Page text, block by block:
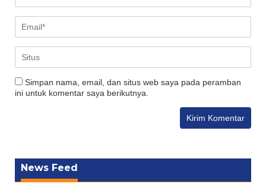
Simpan nama, email, dan situs web saya pada peramban
ini untuk komentar saya berikutnya.
News Feed